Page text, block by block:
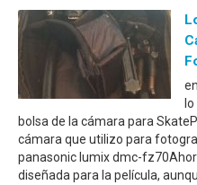
bolsa de la cámara para
cámara que utilizo para
panasonic lumix dmc-
diseñada para la película,